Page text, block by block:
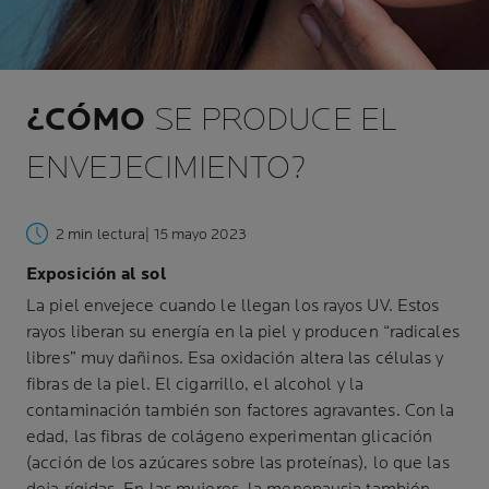
¿CÓMO SE PRODUCE EL
ENVEJECIMIENTO?
2 min lectura | 15 mayo 2023
Exposición al sol
La piel envejece cuando le llegan los rayos UV. Estos
rayos liberan su energía en la piel y producen “radicales
libres” muy dañinos. Esa oxidación altera las células y
fibras de la piel. El cigarrillo, el alcohol y la
contaminación también son factores agravantes. Con la
edad, las fibras de colágeno experimentan glicación
(acción de los azúcares sobre las proteínas), lo que las